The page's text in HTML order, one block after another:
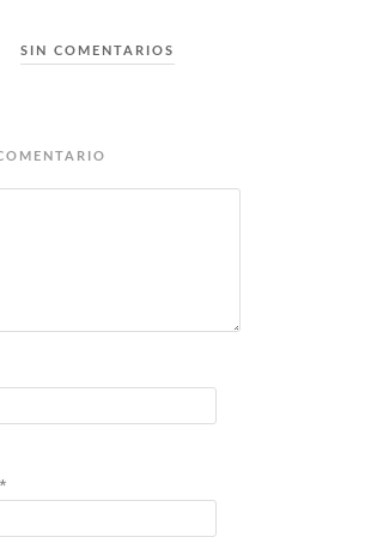
SIN COMENTARIOS
*